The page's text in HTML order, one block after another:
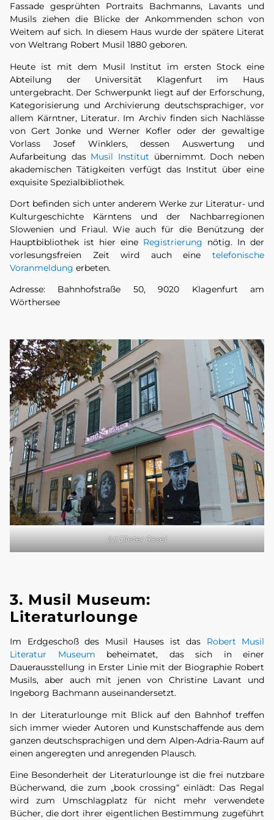
Fassade gesprühten Portraits Bachmanns, Lavants und
Musils ziehen die Blicke der Ankommenden schon von
Weitem auf sich. In diesem Haus wurde der spätere Literat
von Weltrang Robert Musil 1880 geboren.
Heute ist mit dem Musil Institut im ersten Stock eine
Abteilung der Universität Klagenfurt im Haus
untergebracht. Der Schwerpunkt liegt auf der Erforschung,
Kategorisierung und Archivierung deutschsprachiger, vor
allem Kärntner, Literatur. Im Archiv finden sich Nachlässe
von Gert Jonke und Werner Kofler oder der gewaltige
Vorlass Josef Winklers, dessen Auswertung und
Aufarbeitung das Musil Institut übernimmt. Doch neben
akademischen Tätigkeiten verfügt das Institut über eine
exquisite Spezialbibliothek.
Dort befinden sich unter anderem Werke zur Literatur- und
Kulturgeschichte Kärntens und der Nachbarregionen
Slowenien und Friaul. Wie auch für die Benützung der
Hauptbibliothek ist hier eine Registrierung nötig. In der
vorlesungsfreien Zeit wird auch eine telefonische
Voranmeldung erbeten.
Adresse: Bahnhofstraße 50, 9020 Klagenfurt am
Wörthersee
(c) Dieter Resei
3. Musil Museum:
Literaturlounge
Im Erdgeschoß des Musil Hauses ist das Robert Musil
Literatur Museum beheimatet, das sich in einer
Dauerausstellung in Erster Linie mit der Biographie Robert
Musils, aber auch mit jenen von Christine Lavant und
Ingeborg Bachmann auseinandersetzt.
In der Literaturlounge mit Blick auf den Bahnhof treffen
sich immer wieder Autoren und Kunstschaffende aus dem
ganzen deutschsprachigen und dem Alpen-Adria-Raum auf
einen angeregten und anregenden Plausch.
Eine Besonderheit der Literaturlounge ist die frei nutzbare
Bücherwand, die zum „book crossing“ einlädt: Das Regal
wird zum Umschlagplatz für nicht mehr verwendete
Bücher, die dort ihrer eigentlichen Bestimmung zugeführt